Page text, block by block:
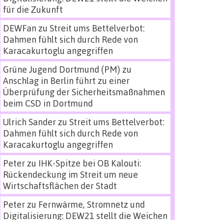
für die Zukunft
DEWFan zu Streit ums Bettelverbot:
Dahmen fühlt sich durch Rede von
Karacakurtoglu angegriffen
Grüne Jugend Dortmund (PM) zu
Anschlag in Berlin führt zu einer
Überprüfung der Sicherheitsmaßnahmen
beim CSD in Dortmund
Ulrich Sanderzu Streit ums Bettelverbot:
Dahmen fühlt sich durch Rede von
Karacakurtoglu angegriffen
Peterzu IHK-Spitze bei OB Kalouti:
Rückendeckung im Streit um neue
Wirtschaftsflächen der Stadt
Peterzu Fernwärme, Stromnetz und
Digitalisierung: DEW21 stellt die Weichen